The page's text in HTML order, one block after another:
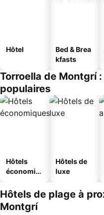
Hôtel
Bed & Brea
kfasts
Torroella de Montgrí
populaires
Hôtels
économiq
Hôtels de
luxe
Hôtels de plage à
Montgrí